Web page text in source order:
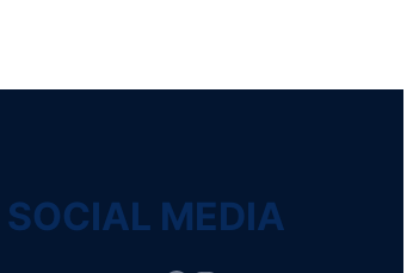
SOCIAL MEDIA